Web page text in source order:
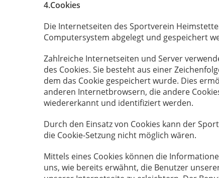
4.Cookies
Die Internetseiten des Sportverein
Computersystem abgelegt und gespeichert
Zahlreiche Internetseiten und Server
des Cookies. Sie besteht aus einer
dem das Cookie gespeichert wurde. Dies
anderen Internetbrowsern, die andere
wiedererkannt und identifiziert werden.
Durch den Einsatz von Cookies kann der
die Cookie-Setzung nicht möglich wären.
Mittels eines Cookies können die
uns, wie bereits erwähnt, die Benutzer